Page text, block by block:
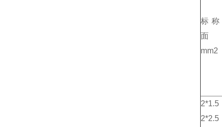
标称
面
mm2
2*1.5
2*2.5